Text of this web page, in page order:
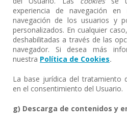
experiencia de navegación
navegación de los usuarios y
personalizados. En cualquier
deshabilitadas a través de las
navegador. Si desea más
nuestra Política de Cookies.
La base jurídica del tratamiento
en el consentimiento del Usuario.
g) Descarga de contenidos y